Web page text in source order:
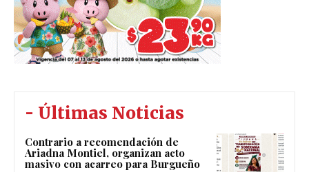
- Últimas Noticias
Contrario a recomendación de
Ariadna Montiel, organizan acto
masivo con acarreo para Burgueño